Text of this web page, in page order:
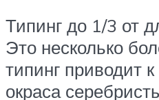
Типинг до 1/3 от
Это несколько
типинг приводит
окраса